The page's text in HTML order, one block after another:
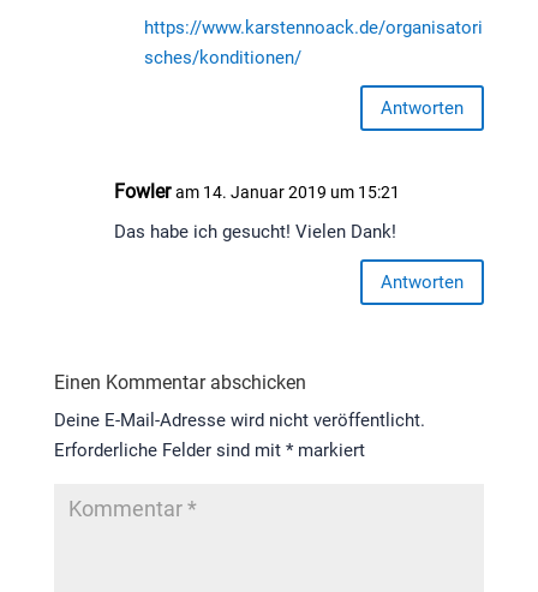
https://www.karstennoack.de/organisatori
sches/konditionen/
Antworten
Fowler am 14. Januar 2019 um 15:21
Das habe ich gesucht! Vielen Dank!
Antworten
Einen Kommentar abschicken
Deine E-Mail-Adresse wird nicht veröffentlicht.
Erforderliche Felder sind mit *markiert